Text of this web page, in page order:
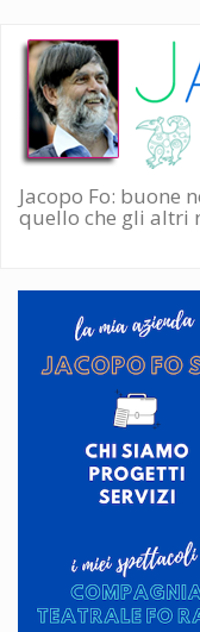
Salta
contenuto
principale
Jacopo Fo: buone
quello che gli altri